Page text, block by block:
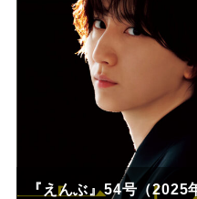
『えんぶ』54号（